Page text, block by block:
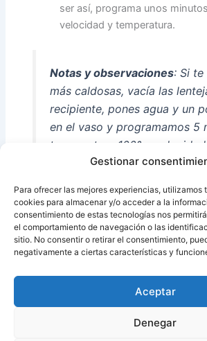
Gestionar
Para ofrecer las mejores experiencias, utilizamos
cookies para almacenar y/o acceder a la
consentimiento de estas tecnologías nos
el comportamiento de navegación o las
sitio. No consentir o retirar el consentimiento,
negativamente a ciertas características y
Aceptar
Denegar
ser así, programa unos
velocidad y temperatura.
Notas y observaciones: Si te
más caldosas, vacía las
recipiente, pones agua y un
en el vaso y programamos 5
temperatura 100º y velocidad
Añadimos el agua a las
Fuente:Thermomix, cocina facil de Pilar
ANTERIOR